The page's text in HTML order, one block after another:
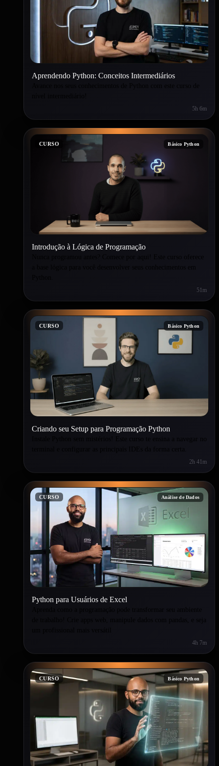
Aprendendo Python: Conceitos Intermediários
Avance nos seus conhecimentos de Python com este curso de
5h 6m
CURSO Básico Python
Introdução à Lógica de Programação
Nunca programou antes? Comece por aqui! Este curso oferece
a base lógica para você desenvolver seus conhecimentos em
51m
CURSO Básico Python
Criando seu Setup para Programação Python
Instale Python sem mistérios! Este curso te ensina a navegar no
terminal e configurar as principais IDEs da forma certa.
2h 41m
CURSO Análise de Dados
Python para Usuários de Excel
Aprenda como a programação pode transformar seu ambiente
de trabalho! Crie apps web, manipule dados com pandas, e seja
4h 7m
CURSO Básico Python